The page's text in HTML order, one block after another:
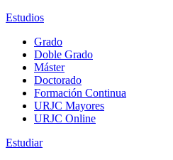
Estudios
Grado
Doble Grado
Máster
Doctorado
Formación Continua
URJC Mayores
URJC Online
Estudiar